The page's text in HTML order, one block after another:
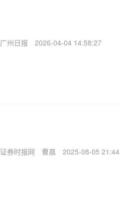
广州日报 2026-04-04 14:58:27
证券时报网 曹晨 2025-08-05 21:44